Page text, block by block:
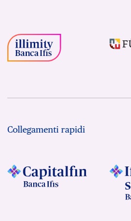
Collegamenti rapidi